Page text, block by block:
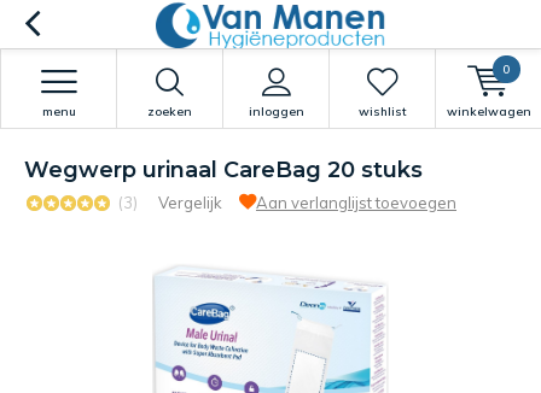
zoeken inloggen
menu wishlist winkelwagen
0
Wegwerp urinaal CareBag 20 stuks
(3) Vergelijk Aan verlanglijst toevoegen